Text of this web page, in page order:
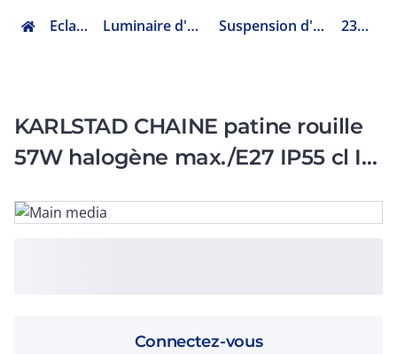
Eclairage Luminaire d'extérieur Suspension d'extérieur 230ARO
KARLSTAD CHAINE patine rouille
57W halogène max./E27 IP55 cl II
Connectez-vous